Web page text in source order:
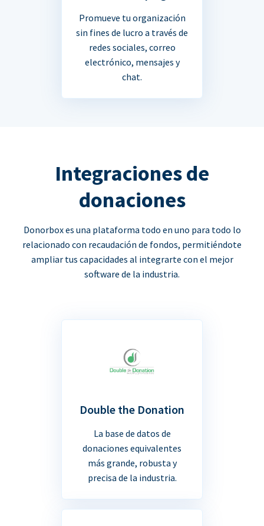
Promueve tu organización
sin fines de lucro a través de
redes sociales, correo
electrónico, mensajes y
chat.
Integraciones de
donaciones
Donorbox es una plataforma todo en uno para todo lo
relacionado con recaudación de fondos, permitiéndote
ampliar tus capacidades al integrarte con el mejor
software de la industria.
Double the Donation
La base de datos de
donaciones equivalentes
más grande, robusta y
precisa de la industria.